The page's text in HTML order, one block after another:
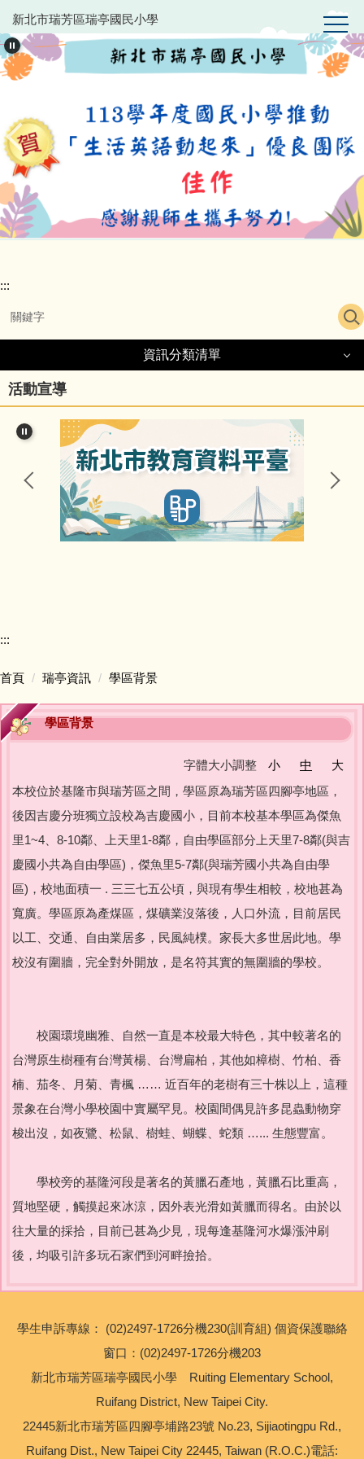
跳
到
主
要
內
區
新北市瑞芳區瑞亭國民小學
:::
資訊分類清單
行政團隊
榮譽事項與學校相關訊息
瑞亭國小臺灣母語日網站
瑞亭臺灣母語資源連結
防疫資訊與停課不停學專區
主題宣導專區
政策宣導與相關資源
校園環境教育專區
新北市家庭教育中心
公職人員利益衝突迴避專區
生活英語專區
正常教學化專區
校外人士協助教學專區
活動宣導
:::
首頁 瑞亭資訊 學區背景
學區背景
字體大小調整 小 中
大
本校位於基隆市與瑞芳區之間，學區原為瑞芳區四腳亭地區，
後因吉慶分班獨立設校為吉慶國小，目前本校基本學區為傑魚
里1~4、8-10鄰、上天里1-8鄰，自由學區部分上天里7-8鄰(與吉
慶國小共為自由學區)，傑魚里5-7鄰(與瑞芳國小共為自由學
區)，校地面積一 . 三三七五公頃，與現有學生相較，校地甚為
寬廣。學區原為產煤區，煤礦業沒落後，人口外流，目前居民
以工、交通、自由業居多，民風純樸。家長大多世居此地。學
校沒有圍牆，完全對外開放，是名符其實的無圍牆的學校。
校園環境幽雅、自然一直是本校最大特色，其中較著名的
台灣原生樹種有台灣黃楊、台灣扁柏，其他如樟樹、竹柏、香
楠、茄冬、月菊、青楓 …… 近百年的老樹有三十株以上，這種
景象在台灣小學校園中實屬罕見。校園間偶見許多昆蟲動物穿
梭出沒，如夜鷺、松鼠、樹蛙、蝴蝶、蛇類 …... 生態豐富。
學校旁的基隆河段是著名的黃臘石產地，黃臘石比重高，
質地堅硬，觸摸起來冰涼，因外表光滑如黃臘而得名。由於以
往大量的採拾，目前已甚為少見，現每逢基隆河水爆漲沖刷
後，均吸引許多玩石家們到河畔撿拾。
學生申訴專線： (02)2497-1726分機230(訓育組) 個資保護聯絡
窗口：(02)2497-1726分機203
新北市瑞芳區瑞亭國民小學 Ruiting Elementary School,
Ruifang District, New Taipei City.
22445新北市瑞芳區四腳亭埔路23號 No.23, Sijiaotingpu Rd.,
Ruifang Dist., New Taipei City 22445, Taiwan (R.O.C.)電話: